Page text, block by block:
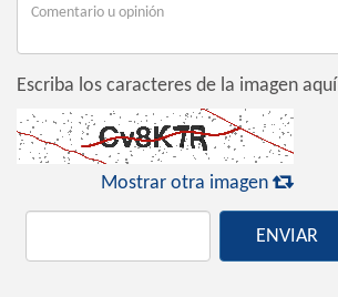
Escriba los caracteres de la imagen aquí
Mostrar otra imagen 
ENVIAR